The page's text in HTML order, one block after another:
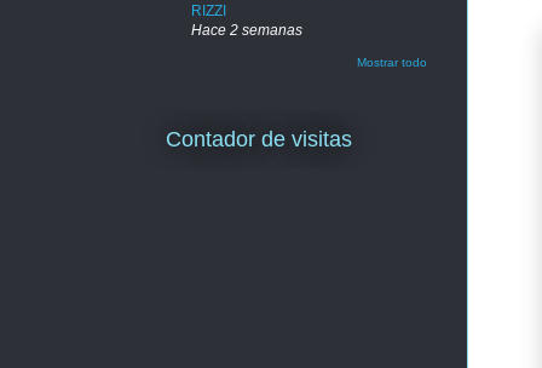
RIZZI
Hace 2 semanas
Mostrar todo
Contador de visitas